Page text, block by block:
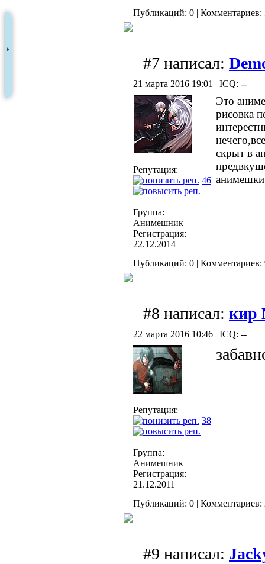
Публикаций: 0 | Комментариев:
#7 написал:
21 марта 2016 19:01 | ICQ: --
Репутация:
46
Группа:
Анимешник
Регистрация:
22.12.2014
Это
рисовка
скрыт в
Публикаций: 0 | Комментариев:
#8 написал: кир
22 марта 2016 10:46 | ICQ: --
Репутация:
38
Группа:
Анимешник
Регистрация:
21.12.2011
Публикаций: 0 | Комментариев:
#9 написал: